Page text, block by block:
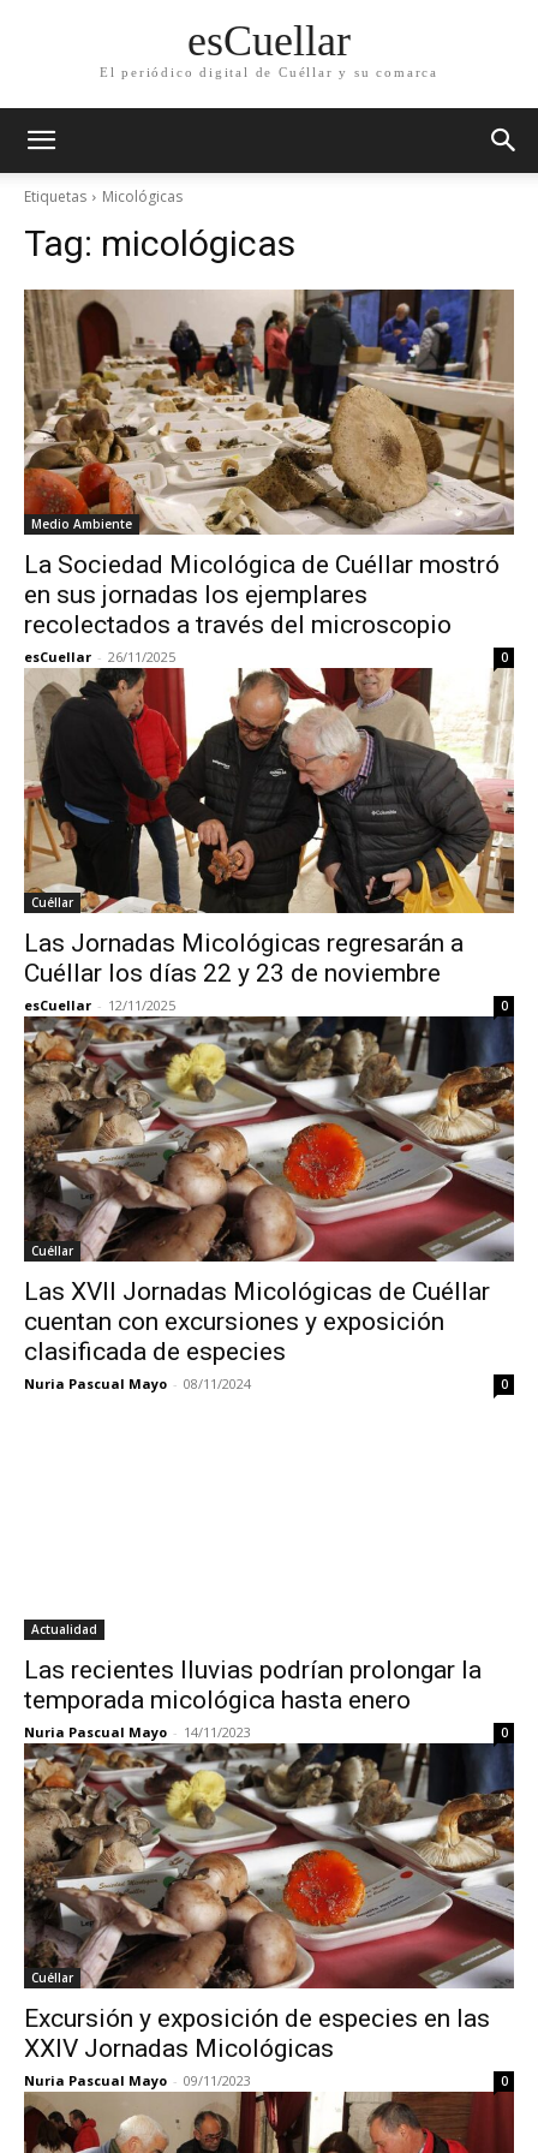
esCuellar
El periódico digital de Cuéllar y su comarca
Etiquetas Micológicas
Tag: micológicas
Medio Ambiente
La Sociedad Micológica de Cuéllar mostró
en sus jornadas los ejemplares
recolectados a través del microscopio
esCuellar - 26/11/2025 0
Cuéllar
Las Jornadas Micológicas regresarán a
Cuéllar los días 22 y 23 de noviembre
esCuellar - 12/11/2025 0
Cuéllar
Las XVII Jornadas Micológicas de Cuéllar
cuentan con excursiones y exposición
clasificada de especies
Nuria Pascual Mayo - 08/11/2024 0
Actualidad
Las recientes lluvias podrían prolongar la
temporada micológica hasta enero
Nuria Pascual Mayo - 14/11/2023 0
Cuéllar
Excursión y exposición de especies en las
XXIV Jornadas Micológicas
Nuria Pascual Mayo - 09/11/2023 0